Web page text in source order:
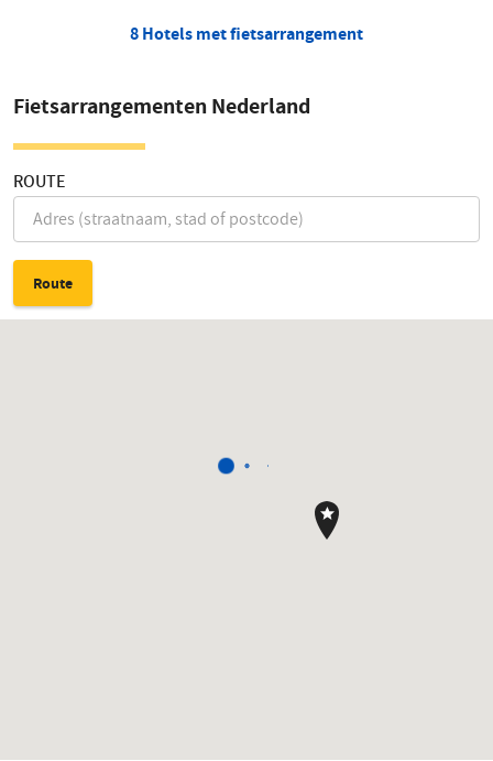
8 Hotels met fietsarrangement
Fietsarrangementen Nederland
ROUTE
Route